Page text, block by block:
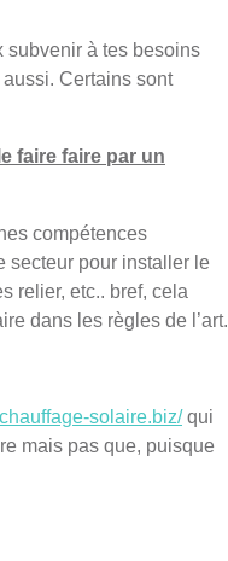
subvenir à tes besoins
Certains sont
faire faire par un
compétences
secteur pour installer le
relier, etc.. bref, cela
dans les règles de l’art.
solaire.biz/qui
mais pas que, puisque